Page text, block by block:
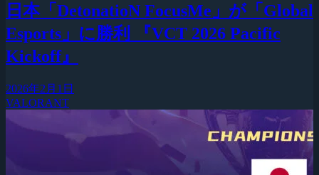
日本「DetonatioN FocusMe」が「Global
Esports」に勝利 『VCT 2026 Pacific
Kickoff』
2026年2月1日
VALORANT